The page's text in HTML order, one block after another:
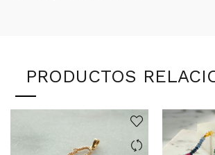
PRODUCTOS